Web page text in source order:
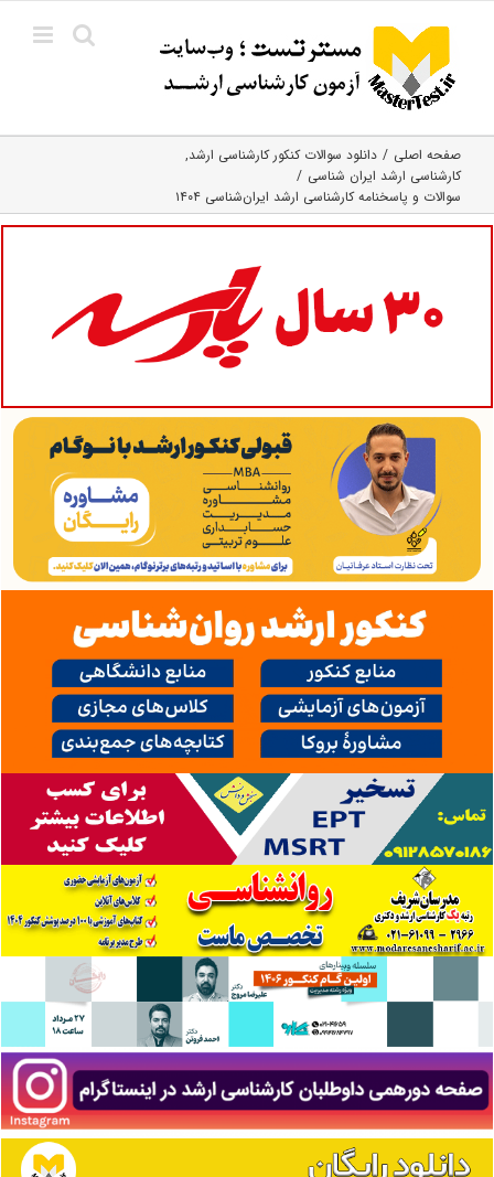
content
صفحه اصلی
دانلود سوالات کنکور کارشناسی ارشد
کارشناسی ارشد ایران شناسی
سوالات و پاسخنامه کارشناسی ارشد ایران‌شناسی ۱۴۰۴